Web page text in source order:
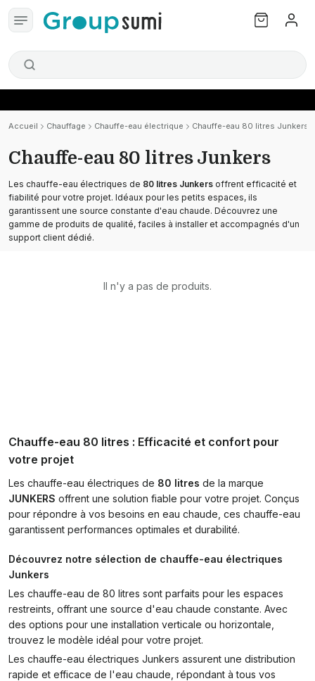
Accueil Chauffage Chauffe-eau électrique Chauffe-eau 80 litres Junkers
Chauffe-eau 80 litres Junkers
Les chauffe-eau électriques de 80 litres Junkers offrent efficacité et
fiabilité pour votre projet. Idéaux pour les petits espaces, ils
garantissent une source constante d'eau chaude. Découvrez une
gamme de produits de qualité, faciles à installer et accompagnés d'un
support client dédié.
Il n'y a pas de produits.
Chauffe-eau 80 litres : Efficacité et confort pour
votre projet
Les chauffe-eau électriques de 80 litres de la marque
JUNKERS offrent une solution fiable pour votre projet. Conçus
pour répondre à vos besoins en eau chaude, ces chauffe-eau
garantissent performances optimales et durabilité.
Découvrez notre sélection de chauffe-eau électriques
Junkers
Les chauffe-eau de 80 litres sont parfaits pour les espaces
restreints, offrant une source d'eau chaude constante. Avec
des options pour une installation verticale ou horizontale,
trouvez le modèle idéal pour votre projet.
Les chauffe-eau électriques Junkers assurent une distribution
rapide et efficace de l'eau chaude, répondant à tous vos